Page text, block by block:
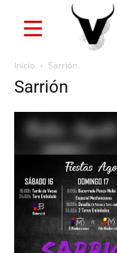
Inicio Sarrión
Sarrión